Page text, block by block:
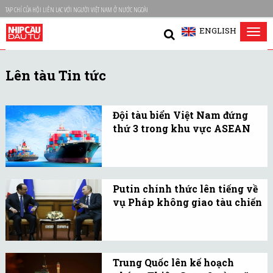
TẠP CHÍ CỦA HỘI LIÊN LẠC VỚI NGƯỜI VIỆT NAM Ở NƯỚC NGOÀI
ENGLISH
Lên tàu Tin tức
Đội tàu biển Việt Nam đứng
thứ 3 trong khu vực ASEAN
hạng 3 trong khu vực
ASEAN và thứ 22 trên thế
giới (năm 2019 đội tàu
Putin chính thức lên tiếng về
vụ Pháp không giao tàu chiến
phương án: Giao tàu hoặc
trả lại tiền.
Trung Quốc lên kế hoạch